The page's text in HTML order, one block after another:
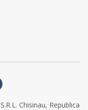
Chisinau, Republica